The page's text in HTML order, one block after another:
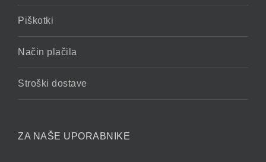
Piškotki
Način plačila
Stroški dostave
ZA NAŠE UPORABNIKE